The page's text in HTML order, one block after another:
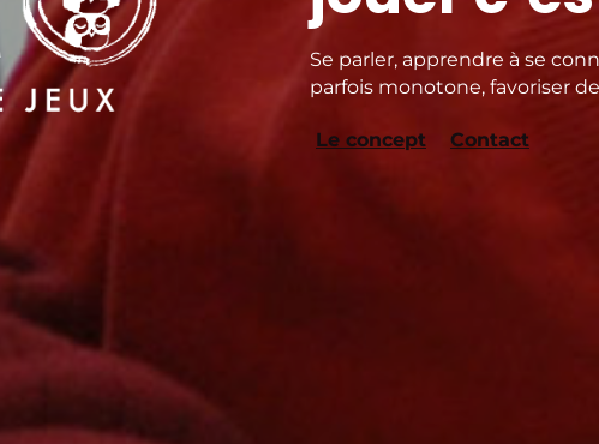
Se parler, apprendre à se
parfois monotone, favoriser
Le concept Contact